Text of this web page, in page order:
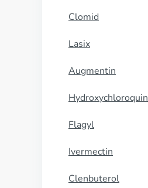
Clomid
Lasix
Augmentin
Hydroxychloroquin
Flagyl
Ivermectin
Clenbuterol